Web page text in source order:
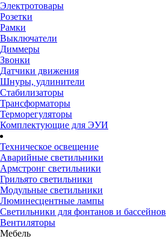
Электротовары
Розетки
Рамки
Выключатели
Диммеры
Звонки
Датчики движения
Шнуры, удлинители
Стабилизаторы
Трансформаторы
Терморегуляторы
Комплектующие для ЭУИ
Техническое освещение
Аварийные светильники
Армстронг светильники
Грильято светильники
Модульные светильники
Люминесцентные лампы
Светильники для фонтанов и бассейнов
Вентиляторы
Мебель